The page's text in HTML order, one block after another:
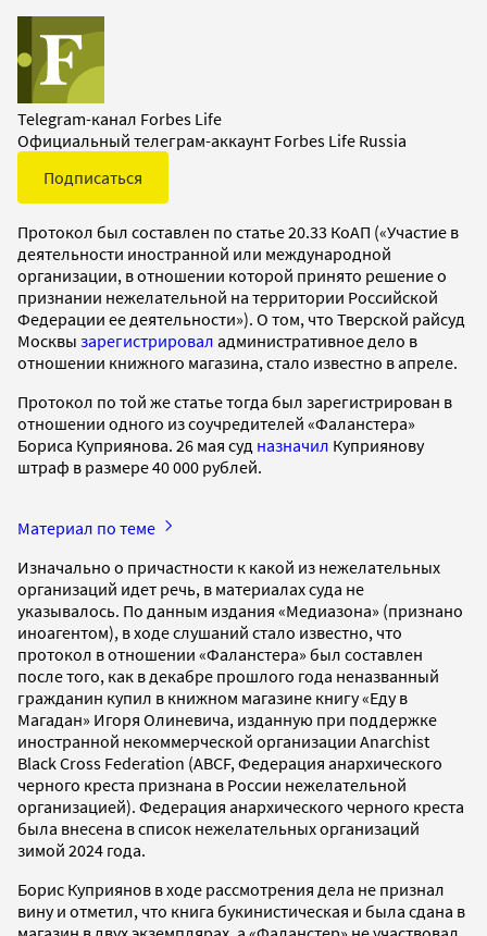
Telegram-канал Forbes Life
Официальный телеграм-аккаунт Forbes Life Russia
Подписаться
Протокол был составлен по статье 20.33 КоАП («Участие в
деятельности иностранной или международной
организации, в отношении которой принято решение о
признании нежелательной на территории Российской
Федерации ее деятельности»). О том, что Тверской райсуд
Москвы зарегистрировал административное дело в
отношении книжного магазина, стало известно в апреле.
Протокол по той же статье тогда был зарегистрирован в
отношении одного из соучредителей «Фаланстера»
Бориса Куприянова. 26 мая суд назначил Куприянову
штраф в размере 40 000 рублей.
Материал по теме
Изначально о причастности к какой из нежелательных
организаций идет речь, в материалах суда не
указывалось. По данным издания «Медиазона» (признано
иноагентом), в ходе слушаний стало известно, что
протокол в отношении «Фаланстера» был составлен
после того, как в декабре прошлого года неназванный
гражданин купил в книжном магазине книгу «Еду в
Магадан» Игоря Олиневича, изданную при поддержке
иностранной некоммерческой организации Anarchist
Black Cross Federation (ABCF, Федерация анархического
черного креста признана в России нежелательной
организацией). Федерация анархического черного креста
была внесена в список нежелательных организаций
зимой 2024 года.
Борис Куприянов в ходе рассмотрения дела не признал
вину и отметил, что книга букинистическая и была сдана в